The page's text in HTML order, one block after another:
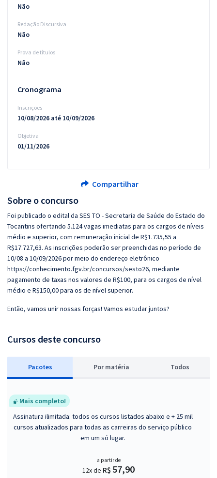
Sobre o concurso
Foi publicado o edital da SES TO - Secretaria de Saúde do Estado do
Tocantins ofertando 5.124 vagas imediatas para os cargos de níveis
médio e superior, com remuneração inicial de R$1.735,55 a
R$17.727,63. As inscrições poderão ser preenchidas no período de
10/08 a 10/09/2026 por meio do endereço eletrônico
https://conhecimento.fgv.br/concursos/sesto26, mediante
pagamento de taxas nos valores de R$100, para os cargos de nível
médio e R$150,00 para os de nível superior.
Então, vamos unir nossas forças! Vamos estudar juntos?
Cursos deste concurso
Pacotes Por matéria Todos
Mais completo!
Assinatura ilimitada: todos os cursos listados abaixo e + 25 mil
cursos atualizados para todas as carreiras do serviço público
em um só lugar.
a partir de
12x de R$ 57,90
Não
Redação Discursiva
Não
Prova de títulos
Não
Cronograma
Inscrições
10/08/2026 até 10/09/2026
Objetiva
01/11/2026
Compartilhar